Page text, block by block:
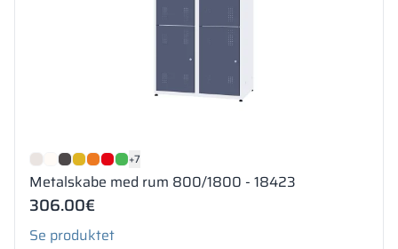
+7
Metalskabe med rum 800/1800 - 18423
306.00€
Se produktet